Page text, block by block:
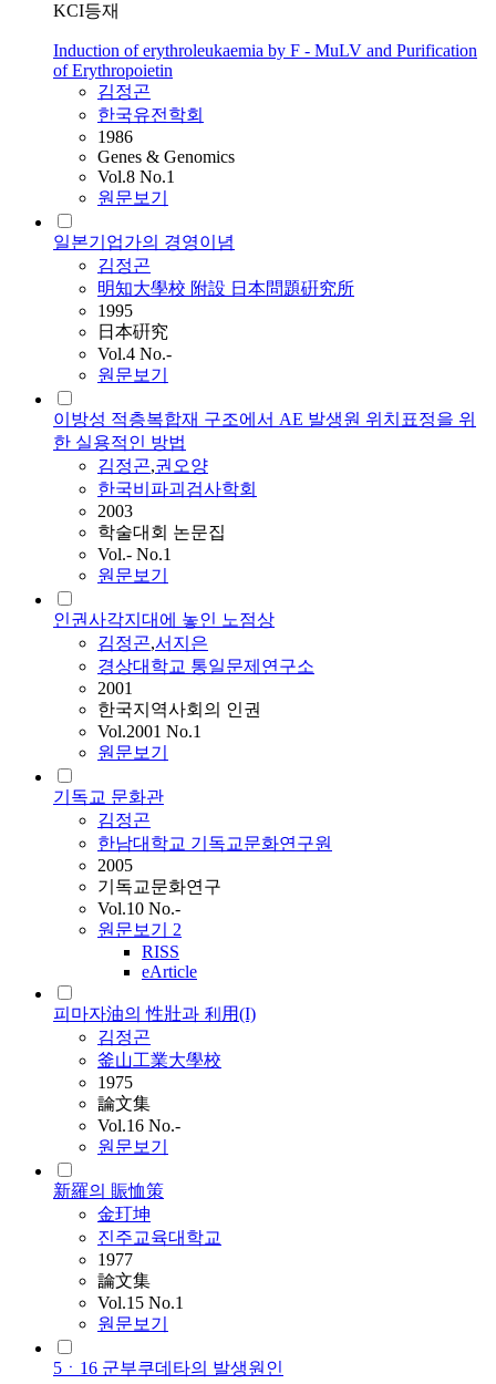
KCI등재
Induction of erythroleukaemia by F - MuLV and Purification
of Erythropoietin
김정곤
한국유전학회
1986
Genes & Genomics
Vol.8 No.1
원문보기
일본기업가의 경영이념
김정곤
明知大學校 附設 日本問題硏究所
1995
日本硏究
Vol.4 No.-
원문보기
이방성 적층복합재 구조에서 AE 발생원 위치표정을 위
한 실용적인 방법
김정곤,권오양
한국비파괴검사학회
2003
학술대회 논문집
Vol.- No.1
원문보기
인권사각지대에 놓인 노점상
김정곤,서지은
경상대학교 통일문제연구소
2001
한국지역사회의 인권
Vol.2001 No.1
원문보기
기독교 문화관
김정곤
한남대학교 기독교문화연구원
2005
기독교문화연구
Vol.10 No.-
원문보기 2
RISS
eArticle
피마자油의 性壯과 利用(I)
김정곤
釜山工業大學校
1975
論文集
Vol.16 No.-
원문보기
新羅의 賑恤策
金玎坤
진주교육대학교
1977
論文集
Vol.15 No.1
원문보기
5ㆍ16 군부쿠데타의 발생원인